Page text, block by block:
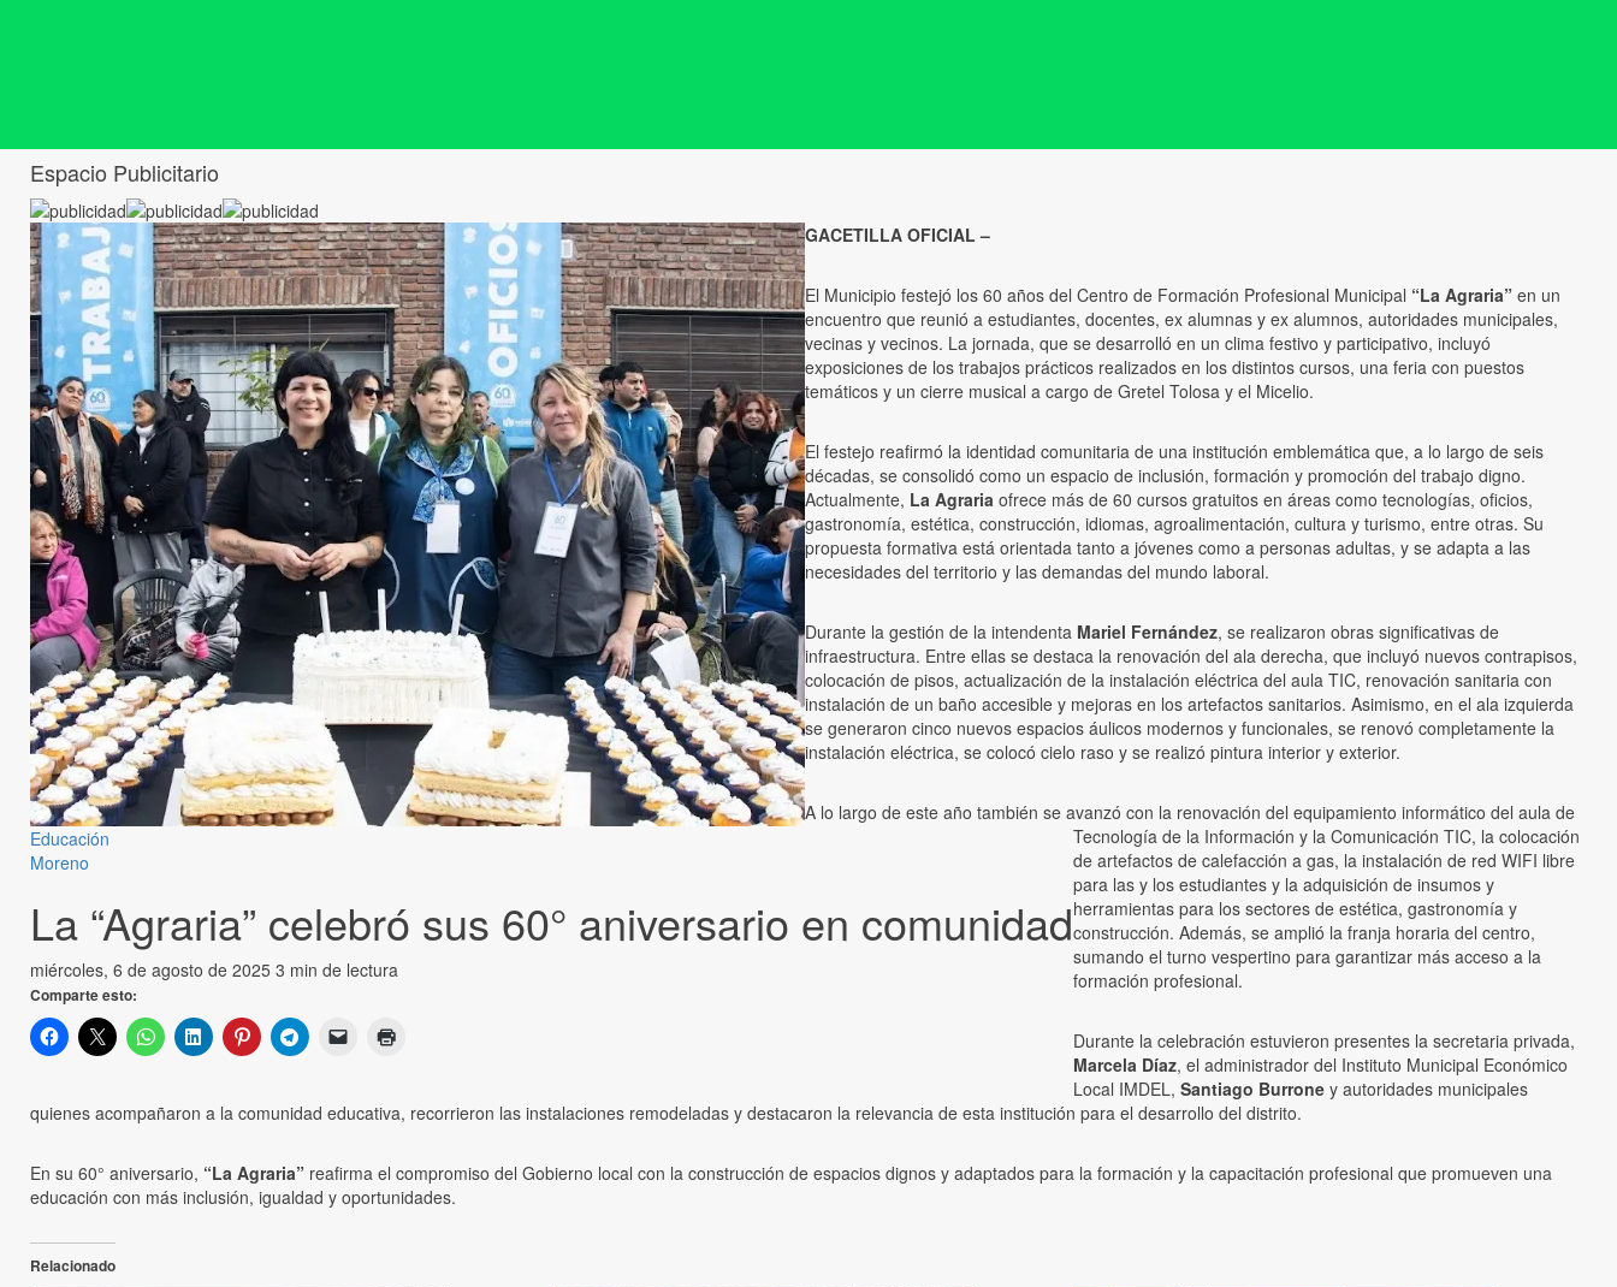
Espacio Publicitario
Educación
Moreno
La “Agraria” celebró sus 60° aniversario en comunidad
miércoles, 6 de agosto de 2025 3 min de lectura
Comparte esto:
GACETILLA OFICIAL –
El Municipio festejó los 60 años del Centro de Formación Profesional Municipal “La Agraria” en un
encuentro que reunió a estudiantes, docentes, ex alumnas y ex alumnos, autoridades municipales,
vecinas y vecinos. La jornada, que se desarrolló en un clima festivo y participativo, incluyó
exposiciones de los trabajos prácticos realizados en los distintos cursos, una feria con puestos
temáticos y un cierre musical a cargo de Gretel Tolosa y el Micelio.
El festejo reafirmó la identidad comunitaria de una institución emblemática que, a lo largo de seis
décadas, se consolidó como un espacio de inclusión, formación y promoción del trabajo digno.
Actualmente, La Agraria ofrece más de 60 cursos gratuitos en áreas como tecnologías, oficios,
gastronomía, estética, construcción, idiomas, agroalimentación, cultura y turismo, entre otras. Su
propuesta formativa está orientada tanto a jóvenes como a personas adultas, y se adapta a las
necesidades del territorio y las demandas del mundo laboral.
Durante la gestión de la intendenta Mariel Fernández, se realizaron obras significativas de
infraestructura. Entre ellas se destaca la renovación del ala derecha, que incluyó nuevos contrapisos,
colocación de pisos, actualización de la instalación eléctrica del aula TIC, renovación sanitaria con
instalación de un baño accesible y mejoras en los artefactos sanitarios. Asimismo, en el ala izquierda
se generaron cinco nuevos espacios áulicos modernos y funcionales, se renovó completamente la
instalación eléctrica, se colocó cielo raso y se realizó pintura interior y exterior.
A lo largo de este año también se avanzó con la renovación del equipamiento informático del aula de
Tecnología de la Información y la Comunicación TIC, la colocación
de artefactos de calefacción a gas, la instalación de red WIFI libre
para las y los estudiantes y la adquisición de insumos y
herramientas para los sectores de estética, gastronomía y
construcción. Además, se amplió la franja horaria del centro,
sumando el turno vespertino para garantizar más acceso a la
formación profesional.
Durante la celebración estuvieron presentes la secretaria privada,
Marcela Díaz, el administrador del Instituto Municipal Económico
Local IMDEL, Santiago Burrone y autoridades municipales
quienes acompañaron a la comunidad educativa, recorrieron las instalaciones remodeladas y destacaron la relevancia de esta institución para el desarrollo del distrito.
En su 60° aniversario, “La Agraria” reafirma el compromiso del Gobierno local con la construcción de espacios dignos y adaptados para la formación y la capacitación profesional que promueven una
educación con más inclusión, igualdad y oportunidades.
Relacionado